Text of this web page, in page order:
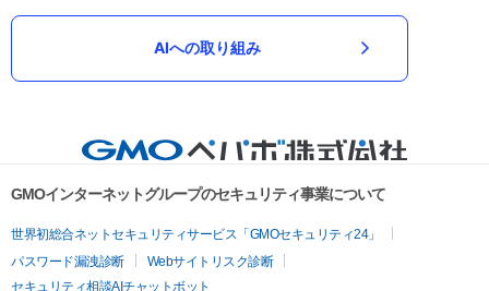
AIへの取り組み
GMOインターネットグループのセキュリティ事業について
世界初総合ネットセキュリティサービス「GMOセキュリティ24」
パスワード漏洩診断
Webサイトリスク診断
セキュリティ相談AIチャットボット